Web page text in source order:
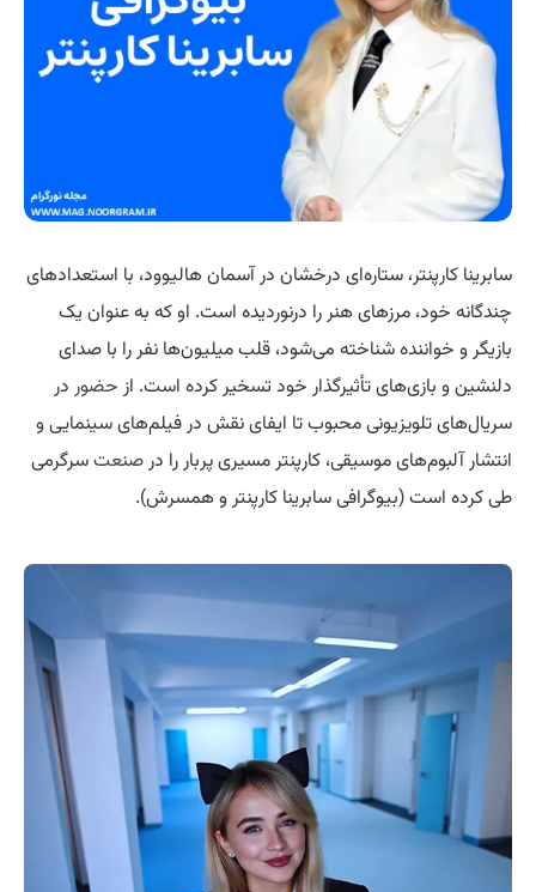
سابرینا کارپنتر، ستاره‌ای درخشان در آسمان هالیوود، با استعدادهای
چندگانه خود، مرزهای هنر را درنوردیده است. او که به عنوان یک
بازیگر و خواننده شناخته می‌شود، قلب میلیون‌ها نفر را با صدای
دلنشین و بازی‌های تأثیرگذار خود تسخیر کرده است. از حضور در
سریال‌های تلویزیونی محبوب تا ایفای نقش در فیلم‌های سینمایی و
انتشار آلبوم‌های موسیقی، کارپنتر مسیری پربار را درصنعتسرگرمی
طی کرده است (بیوگرافی سابرینا کارپنتر و همسرش).